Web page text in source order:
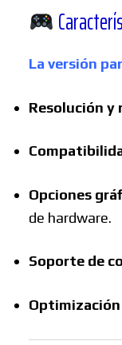
La versión
Resolución y
Opciones
de hardware.
Soporte de